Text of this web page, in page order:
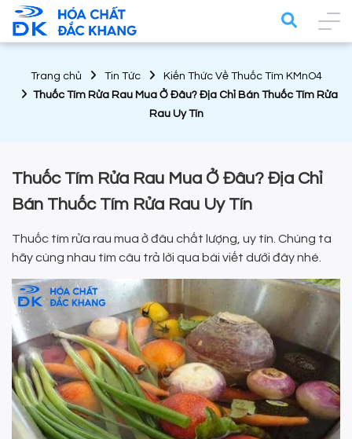
Trang chủ Tin Tức
Kiến Thức Về Thuốc Tím KMnO4
Thuốc Tím Rửa Rau Mua Ở Đâu? Địa Chỉ Bán Thuốc Tím Rửa
Rau Uy Tín
Thuốc Tím Rửa Rau Mua Ở Đâu? Địa Chỉ
Bán Thuốc Tím Rửa Rau Uy Tín
Thuốc tím rửa rau mua ở đâu chất lượng, uy tín. Chúng ta
hãy cùng nhau tìm câu trả lời qua bài viết dưới đây nhé.